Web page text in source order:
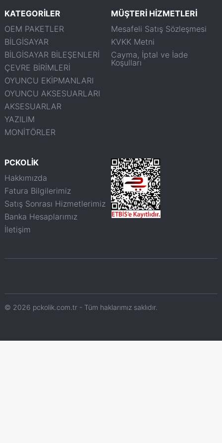
KATEGORİLER
OEM PAKETLER
BİLGİSAYAR
BİLGİSAYAR BİLEŞENLERİ
ÇEVRE BİRİMLERİ
OYUNCU EKİPMANLARI
OYUNCU AKSESUARLARI
AKSESUARLAR
YAZILIM
MONİTÖRLER
MÜŞTERİ HİZMETLERİ
Mesafeli Satış Sözleşmesi
KVKK Metni
Cayma, İptal ve İade
Koşulları
PCKOLİK
Hakkımızda
Fatura Bilgilerimiz
Satış Sonrası Hizmetlerimiz
Banka Hesaplarımız
İletişim
© 2026 pckolik.com.tr - Tüm haklarımız saklıdır.